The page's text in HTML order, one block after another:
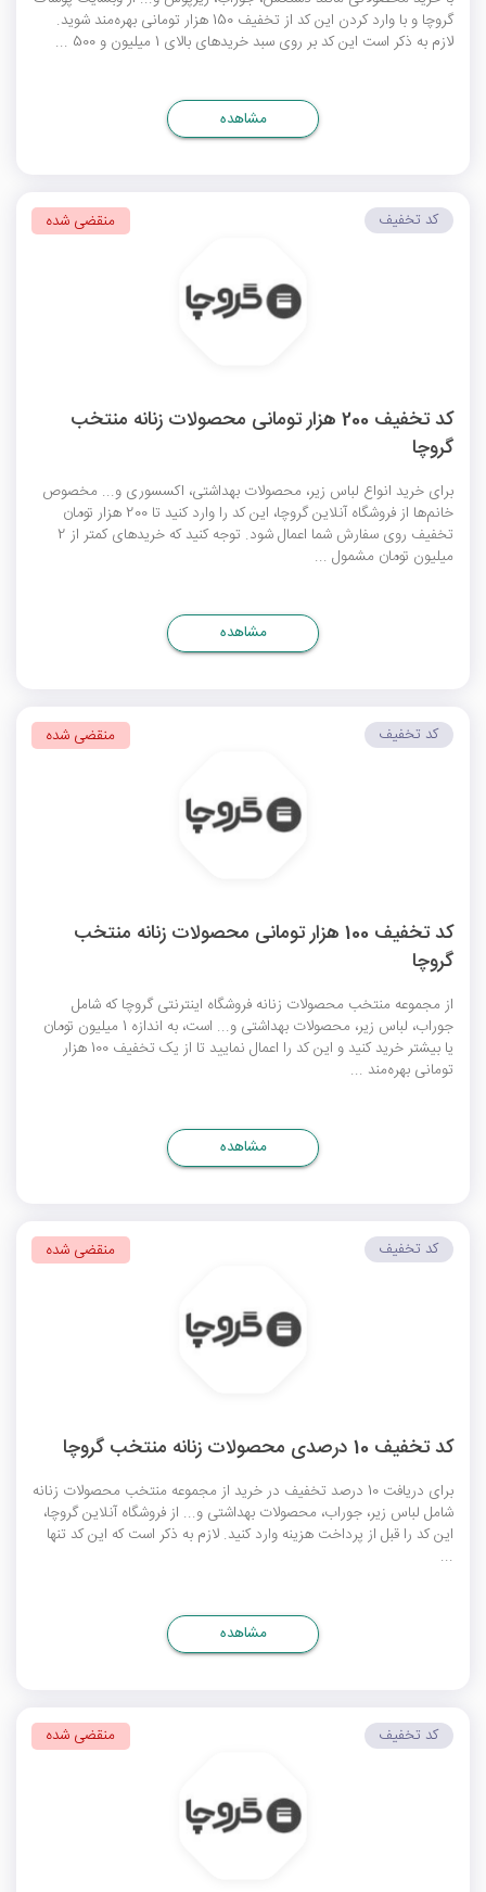
گروچا و با وارد کردن این کد از تخفیف 150 هزار تومانی بهره‌مند شوید.
لازم به ذکر است این کد بر روی سبد خریدهای بالای 1 میلیون و 500 ...
مشاهده
کد تخفیف 200 هزار تومانی محصولات زنانه منتخب
گروچا
برای خرید انواع لباس زیر، محصولات بهداشتی، اکسسوری و... مخصوص
خانم‌ها از فروشگاه آنلاین گروچا، این کد را وارد کنید تا 200 هزار تومان
تخفیف روی سفارش شما اعمال شود. توجه کنید که خریدهای کمتر از 2
میلیون تومان مشمول ...
کد تخفیف منقضی شده
مشاهده
کد تخفیف 100 هزار تومانی محصولات زنانه منتخب
گروچا
از مجموعه منتخب محصولات زنانه فروشگاه اینترنتی گروچا که شامل
جوراب، لباس زیر، محصولات بهداشتی و... است، به اندازه 1 میلیون تومان
یا بیشتر خرید کنید و این کد را اعمال نمایید تا از یک تخفیف 100 هزار
تومانی بهره‌مند ...
کد تخفیف منقضی شده
مشاهده
کد تخفیف 10 درصدی محصولات زنانه منتخب گروچا
برای دریافت 10 درصد تخفیف در خرید از مجموعه منتخب محصولات زنانه
شامل لباس زیر، جوراب، محصولات بهداشتی و... از فروشگاه آنلاین گروچا،
این کد را قبل از پرداخت هزینه وارد کنید. لازم به ذکر است که این کد تنها
...
کد تخفیف منقضی شده
مشاهده
کد تخفیف منقضی شده